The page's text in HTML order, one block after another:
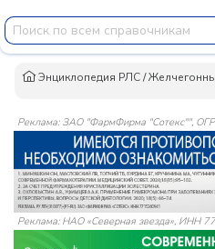
Энциклопедия РЛС/
Реклама: ЗАО "ФармФирма "Сотекс"",
Реклама: НАО «Северная звезда», ИНН